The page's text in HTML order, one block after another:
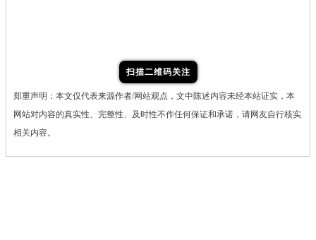
扫描二维码关注
郑重声明：本文仅代表来源作者/网站观点，文中陈述内容未经本站证实，本
网站对内容的真实性、完整性、及时性不作任何保证和承诺，请网友自行核实
相关内容。